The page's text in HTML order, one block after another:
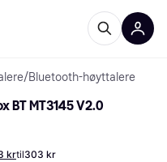
/Bluetooth-høyttalere
BT MT3145 V2.0
krtil303 kr